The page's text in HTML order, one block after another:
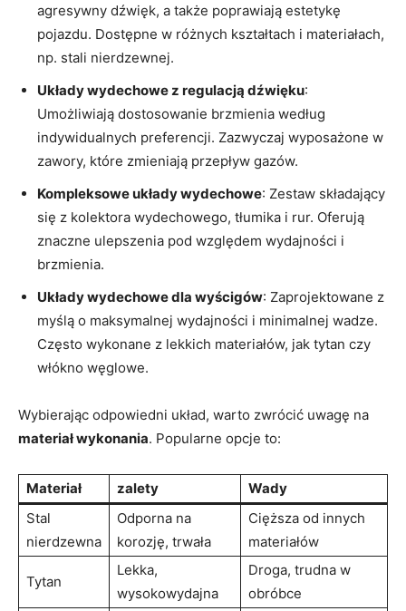
agresywny dźwięk, a także poprawiają estetykę
pojazdu. Dostępne w różnych kształtach i materiałach,
np. stali nierdzewnej.
Układy wydechowe z regulacją dźwięku:
Umożliwiają dostosowanie brzmienia według
indywidualnych preferencji. Zazwyczaj wyposażone w
zawory, które zmieniają przepływ gazów.
Kompleksowe układy wydechowe: Zestaw składający
się z kolektora wydechowego, tłumika i rur. Oferują
znaczne ulepszenia pod względem wydajności i
brzmienia.
Układy wydechowe dla wyścigów: Zaprojektowane z
myślą o maksymalnej wydajności i minimalnej wadze.
Często wykonane z lekkich materiałów, jak tytan czy
włókno węglowe.
Wybierając odpowiedni układ, warto zwrócić uwagę na
materiał wykonania. Popularne opcje to:
Materiał zalety
Wady
Stal
nierdzewna
Odporna na
korozję, trwała
Cięższa od innych
materiałów
Tytan
Lekka,
wysokowydajna
Droga, trudna w
obróbce